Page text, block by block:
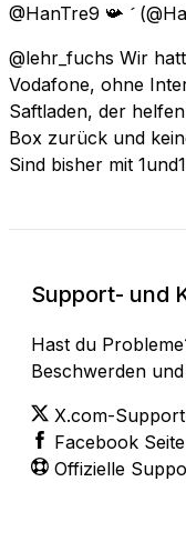
@HanTre9 📯 
@lehr_fuchs Wir
Vodafone, ohne
Saftladen, der
Box zurück und
Sind bisher mit
Support- und
Hast du
Beschwerden
X.com-
Facebook Seite
Offizielle